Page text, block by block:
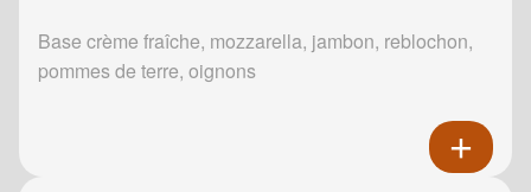
Base crème fraîche, mozzarella, jambon, reblochon,
pommes de terre, oignons